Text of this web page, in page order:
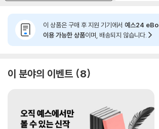
이 상품은 구매 후 지원 기기에서 예스24
이용 가능한 상품이며, 배송되지 않습니다.
이 분야의 이벤트 8